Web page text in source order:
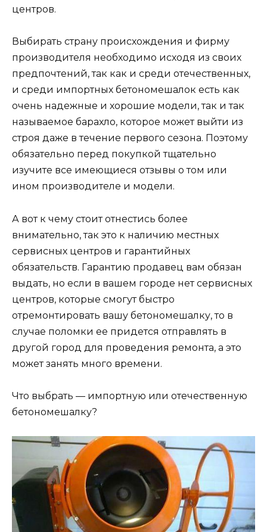
центров.
Выбирать страну происхождения и фирму
производителя необходимо исходя из своих
предпочтений, так как и среди отечественных,
и среди импортных бетономешалок есть как
очень надежные и хорошие модели, так и так
называемое барахло, которое может выйти из
строя даже в течение первого сезона. Поэтому
обязательно перед покупкой тщательно
изучите все имеющиеся отзывы о том или
ином производителе и модели.
А вот к чему стоит отнестись более
внимательно, так это к наличию местных
сервисных центров и гарантийных
обязательств. Гарантию продавец вам обязан
выдать, но если в вашем городе нет сервисных
центров, которые смогут быстро
отремонтировать вашу бетономешалку, то в
случае поломки ее придется отправлять в
другой город для проведения ремонта, а это
может занять много времени.
Что выбрать — импортную или отечественную
бетономешалку?